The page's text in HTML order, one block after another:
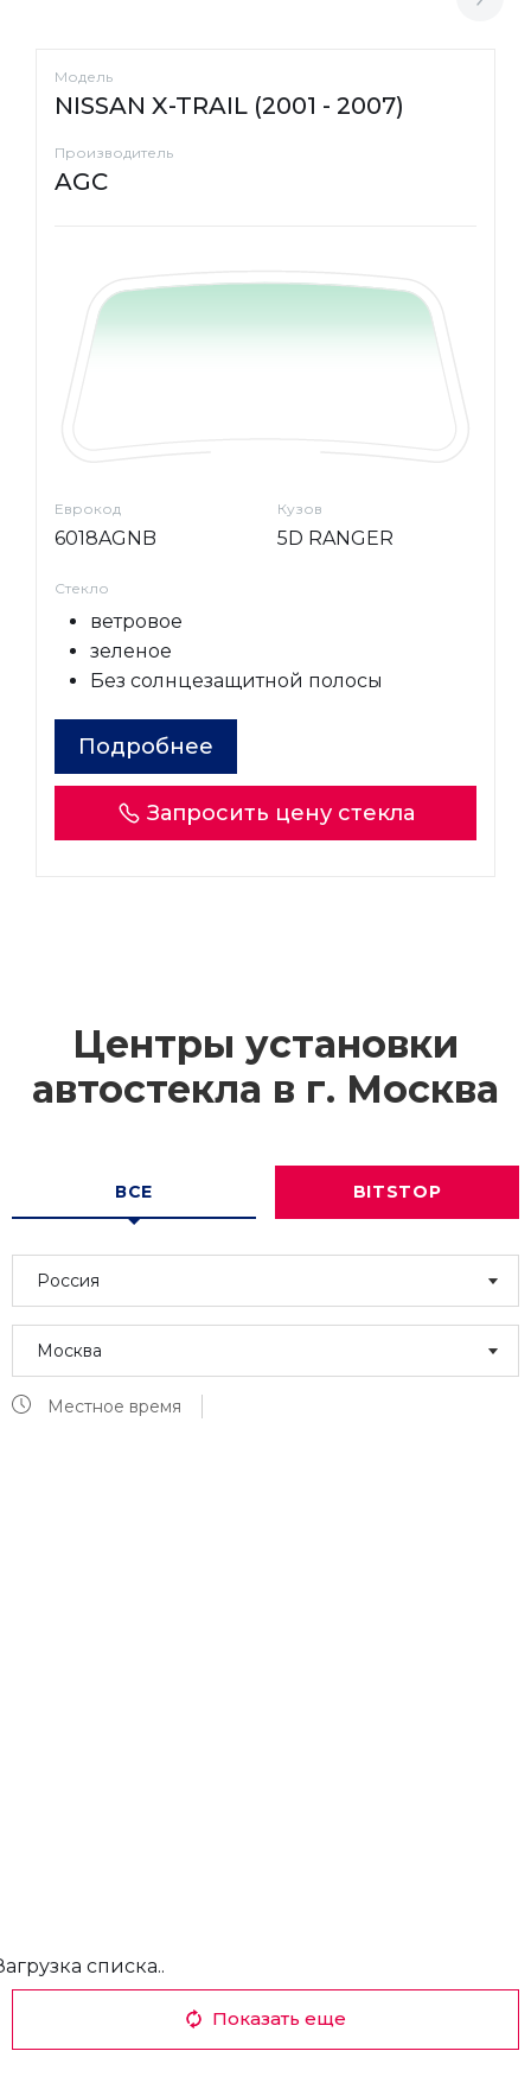
Модель
NISSAN X-TRAIL (2001 - 2007)
Производитель
AGC
Еврокод
6018AGNB
Кузов
5D RANGER
Стекло
ветровое
зеленое
Без солнцезащитной полосы
Подробнее
Запросить цену стекла
Центры установки
автостекла в г. Москва
ВСЕ BITSTOP
Россия
Москва
Местное время
списка..
Показать еще